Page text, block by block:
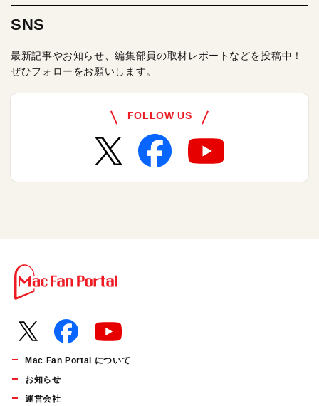
SNS
最新記事やお知らせ、編集部員の取材レポートなどを投稿中！
ぜひフォローをお願いします。
FOLLOW US
Mac Fan Portal について
お知らせ
運営会社